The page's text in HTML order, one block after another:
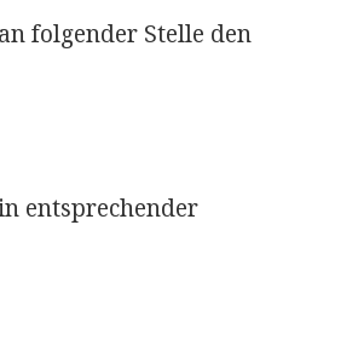
folgender Stelle den
entsprechender